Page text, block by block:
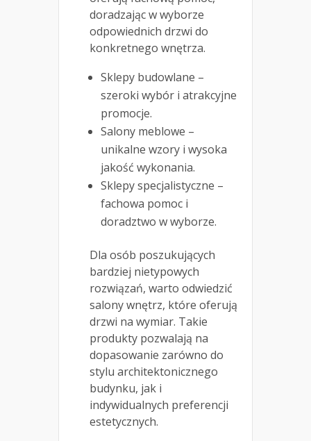
doradzając w wyborze
odpowiednich drzwi do
konkretnego wnętrza.
Sklepy budowlane –
szeroki wybór i atrakcyjne
promocje.
Salony meblowe –
unikalne wzory i wysoka
jakość wykonania.
Sklepy specjalistyczne –
fachowa pomoc i
doradztwo w wyborze.
Dla osób poszukujących
bardziej nietypowych
rozwiązań, warto odwiedzić
salony wnętrz, które oferują
drzwi na wymiar. Takie
produkty pozwalają na
dopasowanie zarówno do
stylu architektonicznego
budynku, jak i
indywidualnych preferencji
estetycznych.